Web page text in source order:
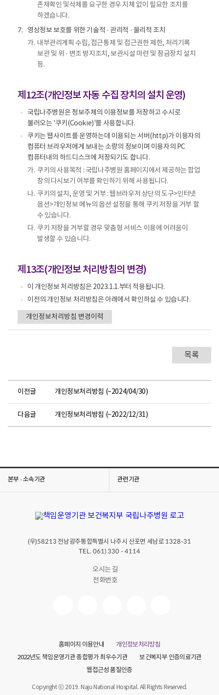
존재확인 및삭제를 요구한 경우 지체 없이 필요한 조치를
하겠습니다.
7.
영상정보 보호를 위한 기술적 · 관리적 · 물리적 조치
가. 내부관리계획 수립, 접근통제 및 접근권한 제한, 처리기록
보관 및 위 · 변조 방지조치, 보관시설 마련 및 잠금장치 설치
등.
제12조(개인정보 자동 수집 장치의 설치 운영)
국립나주병원은 정보주체의 이용정보를 저장하고 수시로
불러오는 '쿠키(Cookie)'를 사용합니다.
쿠키는 웹사이트를 운영하는데 이용되는 서버(http)가 이용자의
컴퓨터 브라우저에게 보내는 소량의 정보이며 이용자의 PC
컴퓨터내의 하드디스크에 저장되기도 합니다.
가. 쿠키의 사용목적 : 국립나주병원 홈페이지에서 제공하는 팝업
창의 다시보기 여부를 확인하기 위해 사용됩니다.
나. 쿠키의 설치, 운영 및 거부 : 웹브라우저 상단의 도구>인터넷
옵션>개인정보 메뉴의 옵션 설정을 통해 쿠키 저장을 거부 할
수 있습니다.
다. 쿠키 저장을 거부할 경우 맞춤형 서비스 이용에 어려움이
발생할 수 있습니다.
제13조(개인정보 처리방침의 변경)
이 개인정보 처리방침은 2023.1.1.부터 적용됩니다.
이전의 개인정보 처리방침은 아래에서 확인하실 수 있습니다.
개인정보처리방침 변경이력
목록
이전글 개인정보처리방침 (~2024/04/30)
다음글 개인정보처리방침 (~2022/12/31)
본부 · 소속기관 관련기관
(우)58213 전남광주통합특별시 나주시 산포면 세남로 1328-31
TEL. 061) 330 - 4114
오시는 길
전화번호
홈페이지 이용안내
개인정보처리방침
2022년도 책임운영기관 종합평가 최우수기관
보건복지부 인증의료기관
웹접근성 품질인증
Copyright ⓒ 2019. Naju National Hospital. All Rights Reserved.